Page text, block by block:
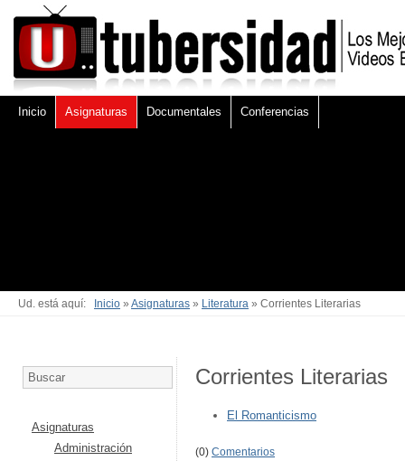
Inicio Asignaturas Documentales Conferencias
Ud. está aquí: Inicio » Asignaturas » Literatura » Corrientes Literarias
Asignaturas
Administración
Corrientes Literarias
El Romanticismo
(0) Comentarios